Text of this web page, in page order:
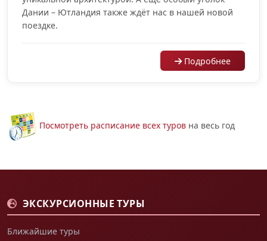
Дании – Ютландия также ждёт нас в нашей новой
поездке.
Подробнее
Посмотреть расписание всех туров на весь год
ЭКСКУРСИОННЫЕ ТУРЫ
Ближайшие туры